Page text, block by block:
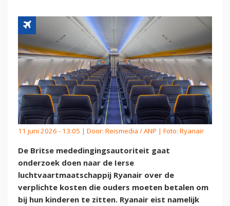
11 juni 2026 - 13:05 | Door: Reismedia / ANP | Foto: Ryanair
De Britse mededingingsautoriteit gaat
onderzoek doen naar de Ierse
luchtvaartmaatschappij Ryanair over de
verplichte kosten die ouders moeten betalen om
bij hun kinderen te zitten. Ryanair eist namelijk